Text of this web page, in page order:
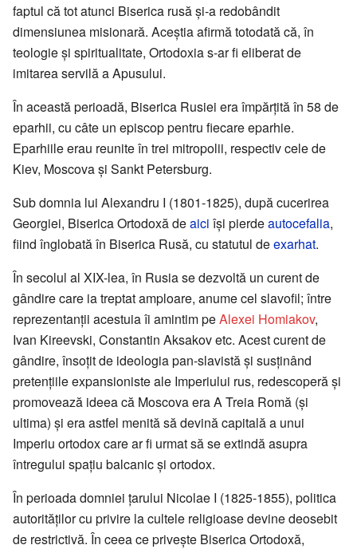
faptul că tot atunci Biserica rusă şi-a redobândit
dimensiunea misionară. Aceştia afirmă totodată că, în
teologie şi spiritualitate, Ortodoxia s-ar fi eliberat de
imitarea servilă a Apusului.
În această perioadă, Biserica Rusiei era împărţită în 58 de
eparhii, cu câte un episcop pentru fiecare eparhie.
Eparhiile erau reunite în trei mitropolii, respectiv cele de
Kiev, Moscova şi Sankt Petersburg.
Sub domnia lui Alexandru I (1801-1825), după cucerirea
Georgiei, Biserica Ortodoxă deaici îşi pierdeautocefalia,
fiind înglobată în Biserica Rusă, cu statutul deexarhat.
În secolul al XIX-lea, în Rusia se dezvoltă un curent de
gândire care ia treptat amploare, anume cel slavofil; între
reprezentanţii acestuia îi amintim peAlexei Homiakov,
Ivan Kireevski, Constantin Aksakov etc. Acest curent de
gândire, însoţit de ideologia pan-slavistă şi susţinând
pretenţiile expansioniste ale Imperiului rus, redescoperă şi
promovează ideea că Moscova era A Treia Romă (şi
ultima) şi era astfel menită să devină capitală a unui
Imperiu ortodox care ar fi urmat să se extindă asupra
întregului spaţiu balcanic şi ortodox.
În perioada domniei ţarului Nicolae I (1825-1855), politica
autorităţilor cu privire la cultele religioase devine deosebit
de restrictivă. În ceea ce priveşte Biserica Ortodoxă,